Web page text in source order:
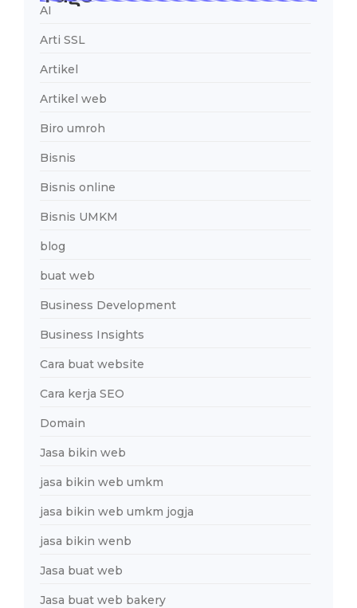
AI
Arti SSL
Artikel
Artikel web
Biro umroh
Bisnis
Bisnis online
Bisnis UMKM
blog
buat web
Business Development
Business Insights
Cara buat website
Cara kerja SEO
Domain
Jasa bikin web
jasa bikin web umkm
jasa bikin web umkm jogja
jasa bikin wenb
Jasa buat web
Jasa buat web bakery